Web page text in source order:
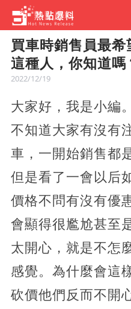
買車時銷售員最希
這種人，你知道嗎
2022/12/19
大家好，我是小編
不知道大家有沒有
車，一開始銷售都
但是看了一會以后
價格不問有沒有優
會顯得很尷尬甚至
太開心，就是不怎
感覺。為什麼會這
砍價他們反而不開